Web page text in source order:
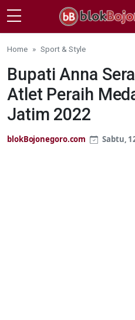
Skip to main content
Home Sport & Style
Bupati Anna
Atlet Peraih
Jatim 2022
blokBojonegoro.com Sabtu,